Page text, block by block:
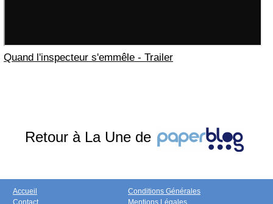
Quand l'inspecteur s'emmêle - Trailer
Retour à La Une de
Accueil
Contact
Conditions Générales
Mentions Légales